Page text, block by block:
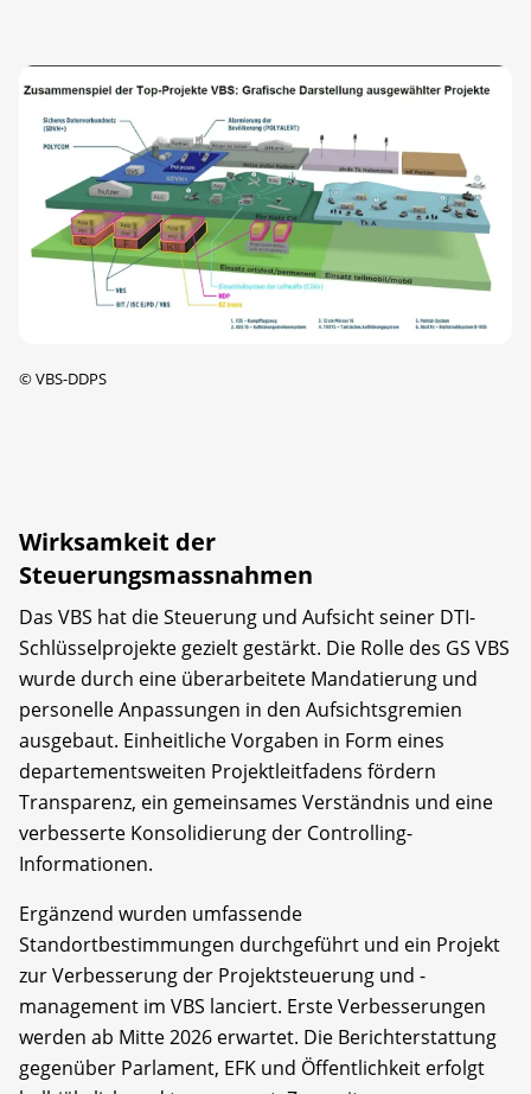
©VBS-DDPS
Wirksamkeit der
Steuerungsmassnahmen
Das VBS hat die Steuerung und Aufsicht seiner DTI-
Schlüsselprojekte gezielt gestärkt. Die Rolle des GS VBS
wurde durch eine überarbeitete Mandatierung und
personelle Anpassungen in den Aufsichtsgremien
ausgebaut. Einheitliche Vorgaben in Form eines
departementsweiten Projektleitfadens fördern
Transparenz, ein gemeinsames Verständnis und eine
verbesserte Konsolidierung der Controlling-
Informationen.
Ergänzend wurden umfassende
Standortbestimmungen durchgeführt und ein Projekt
zur Verbesserung der Projektsteuerung und -
management im VBS lanciert. Erste Verbesserungen
werden ab Mitte 2026 erwartet. Die Berichterstattung
gegenüber Parlament, EFK und Öffentlichkeit erfolgt